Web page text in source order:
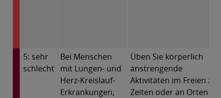
5: sehr
schlecht
Bei Menschen
mit Lungen- und
Herz-Kreislauf-
Erkrankungen,
Üben Sie körperlich
anstrengende
Aktivitäten im Freien zu
Zeiten oder an Orten